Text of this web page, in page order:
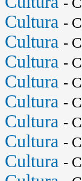
-
-
-
-
-
-
-
-